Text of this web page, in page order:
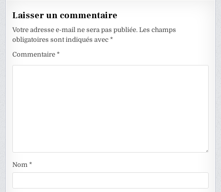
Laisser un commentaire
Votre adresse e-mail ne sera pas publiée. Les champs
obligatoires sont indiqués avec*
Commentaire*
Nom*